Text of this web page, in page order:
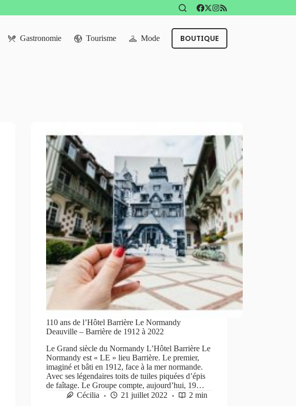
Gastronomie Tourisme Mode BOUTIQUE
110 ans de l’Hôtel Barrière Le Normandy
Deauville – Barrière de 1912 à 2022
Le Grand siècle du Normandy L’Hôtel Barrière Le
Normandy est « LE » lieu Barrière. Le premier,
imaginé et bâti en 1912, face à la mer normande.
Avec ses légendaires toits de tuiles piquées d’épis
de faîtage. Le Groupe compte, aujourd’hui, 19…
Cécilia
21 juillet 2022 2 min